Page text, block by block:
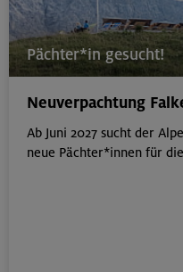
19.08.26
Schnupperkletterkurs
19.08.26
Pächter*in gesucht!
Neuverpachtung
Ab Juni 2027 sucht der
neue Pächter*innen für